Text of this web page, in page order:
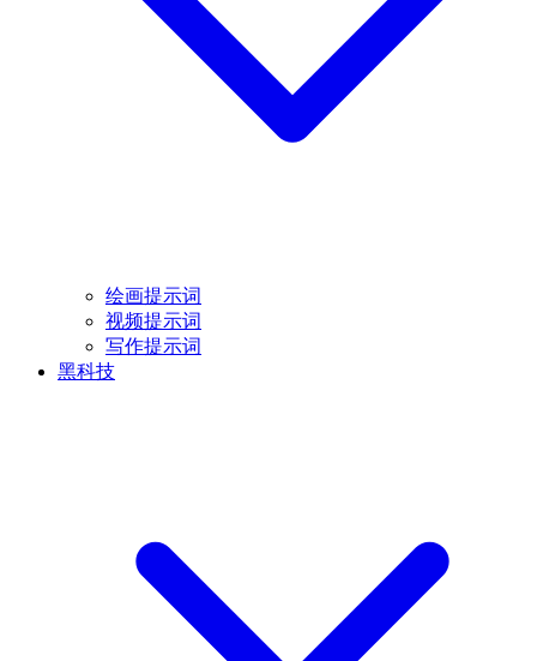
绘画提示词
视频提示词
写作提示词
黑科技